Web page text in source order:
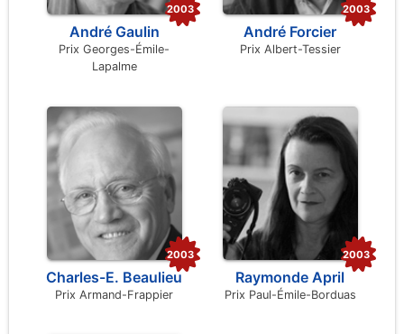
André Gaulin
Prix Georges-Émile-
Lapalme
2003
André Forcier
Prix Albert-Tessier
2003
Charles-E. Beaulieu
Prix Armand-Frappier
2003
Raymonde April
Prix Paul-Émile-Borduas
2003